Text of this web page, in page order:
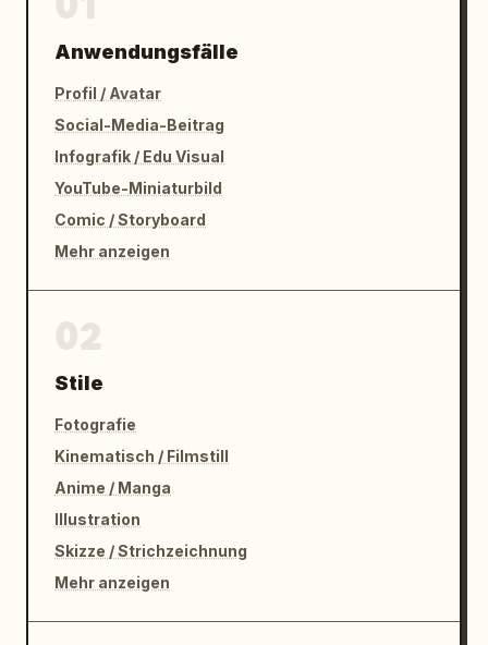
Anwendungsfälle
Profil / Avatar
Social-Media-Beitrag
Infografik / Edu Visual
YouTube-Miniaturbild
Comic / Storyboard
Mehr anzeigen
Stile
Fotografie
Kinematisch / Filmstill
Anime / Manga
Illustration
Skizze / Strichzeichnung
Mehr anzeigen